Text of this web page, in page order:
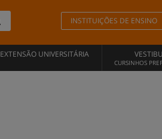
INSTITUIÇÕES DE ENSINO
EXTENSÃO UNIVERSITÁRIA
CURSINHOS